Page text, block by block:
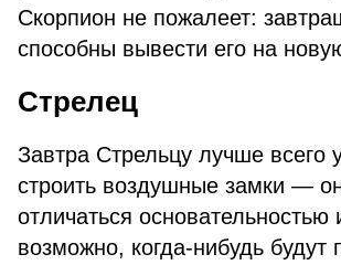
Скорпион не пожалеет:
способны вывести его на
Стрелец
Завтра Стрельцу лучше всего
строить воздушные замки —
отличаться основательностью
возможно, когда-нибудь будут